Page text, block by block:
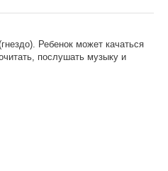
Ребенок может качаться
послушать музыку и